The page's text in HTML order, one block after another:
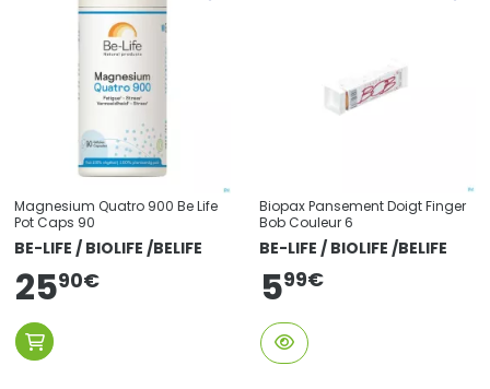
Magnesium Quatro 900 Be Life
Pot Caps 90
BE-LIFE / BIOLIFE /BELIFE
2590€
Biopax Pansement Doigt Finger
Bob Couleur 6
BE-LIFE / BIOLIFE /BELIFE
599€